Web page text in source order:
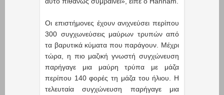
Οι επιστήμονες έχουν ανιχνεύσει περίπου
300 συγχωνεύσεις μαύρων τρυπών από
τα βαρυτικά κύματα που παράγουν. Μέχρι
τώρα, η πιο μαζική γνωστή συγχώνευση
παρήγαγε μια μαύρη τρύπα με μάζα
περίπου 140 φορές τη μάζα του ήλιου. Η
τελευταία συγχώνευση παρήγαγε μια